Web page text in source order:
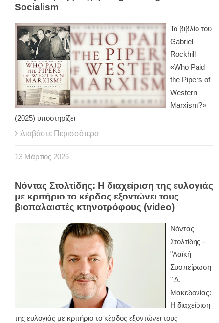
Socialism
Το βιβλίο του
Gabriel
Rockhill
«Who Paid
the Pipers of
Western
Marxism?»
(2025) υποστηρίζει
Διαβάστε Περισσότερα
13 Μάρτιος 2026
Νόντας Στολτίδης: Η διαχείριση της ευλογιάς
με κριτήριο το κέρδος εξοντώνει τους
βιοπαλαιστές κτηνοτρόφους (video)
Νόντας
Στολτίδης -
"Λαϊκή
Συσπείρωση
" Δ.
Μακεδονίας:
Η διαχείριση
της ευλογιάς με κριτήριο το κέρδος εξοντώνει τους